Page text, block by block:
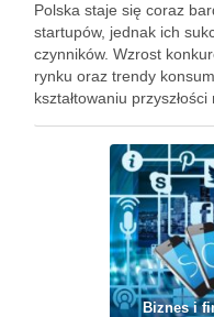
Polska staje się coraz
startupów, jednak ich
czynników. Wzrost
rynku oraz trendy
kształtowaniu
wpływają na możliwości
Biznes i